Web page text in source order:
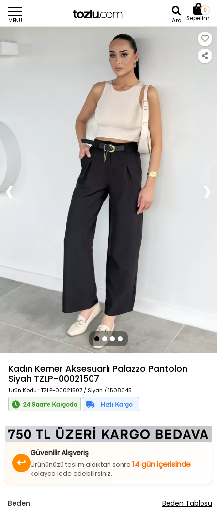
MENU Ara
0
Sepetim
Kadın Kemer Aksesuarlı Palazzo Pantolon
Siyah TZLP-00021507
Ürün Kodu : TZLP-00021507 / Siyah / 1508045
↩
Güvenilir Alışveriş
Ürününüzü teslim aldıktan sonra 14 gün içerisinde
kolayca iade edebilirsiniz.
Beden Beden Tablosu